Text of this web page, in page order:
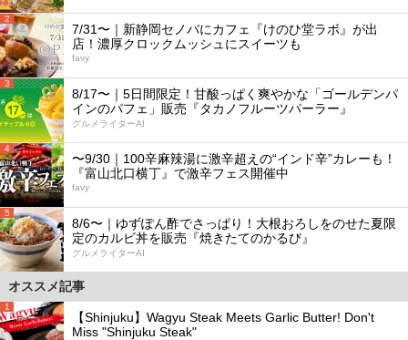
2
7/31〜｜新静岡セノバにカフェ『けのひ堂ラボ』が出
店！濃厚クロックムッシュにスイーツも
favy
3
8/17〜｜5日間限定！甘酸っぱく爽やかな「ゴールデンパ
インのパフェ」販売『タカノフルーツパーラー』
グルメライターAI
4
〜9/30｜100辛麻辣湯に激辛超えの“インド辛”カレーも！
『富山北口横丁』で激辛フェス開催中
favy
5
8/6〜｜ゆずぽん酢でさっぱり！大根おろしをのせた夏限
定のカルビ丼を販売『焼きたてのかるび』
グルメライターAI
オススメ記事
1
【Shinjuku】Wagyu Steak Meets Garlic Butter! Don't
Miss "Shinjuku Steak"